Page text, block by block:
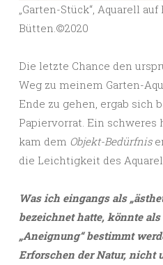
„Garten-Stück“, Aquarell
Bütten.©️2020
Die letzte Chance den
Weg zu meinem Garten-
Ende zu gehen, ergab sich
Papiervorrat. Ein schweres
kam dem Objekt-Bedürfnis
die Leichtigkeit des
Was ich eingangs als
bezeichnet hatte, könnte
„Aneignung“ bestimmt
Erforschen der Natur, nicht